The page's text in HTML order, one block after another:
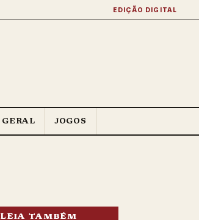
EDIÇÃO DIGITAL
GERAL JOGOS
LEIA TAMBÉM